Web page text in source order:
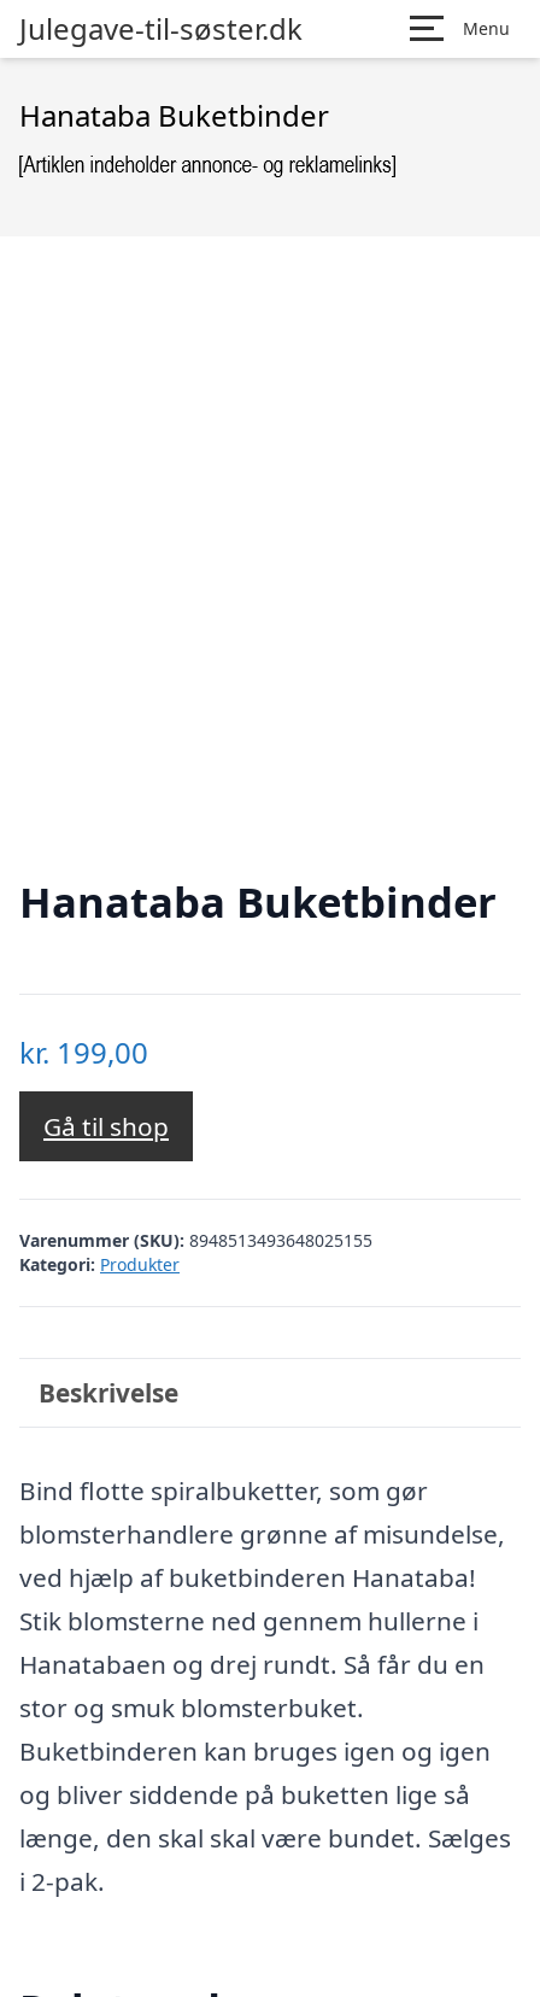
Julegave-til-søster.dk Menu
Hanataba Buketbinder
Hanataba Buketbinder
kr. 199,00
Gå til shop
Varenummer (SKU): 8948513493648025155
Kategori: Produkter
Beskrivelse
Bind flotte spiralbuketter, som gør
blomsterhandlere grønne af misundelse,
ved hjælp af buketbinderen Hanataba!
Stik blomsterne ned gennem hullerne i
Hanatabaen og drej rundt. Så får du en
stor og smuk blomsterbuket.
Buketbinderen kan bruges igen og igen
og bliver siddende på buketten lige så
længe, den skal skal være bundet. Sælges
i 2-pak.